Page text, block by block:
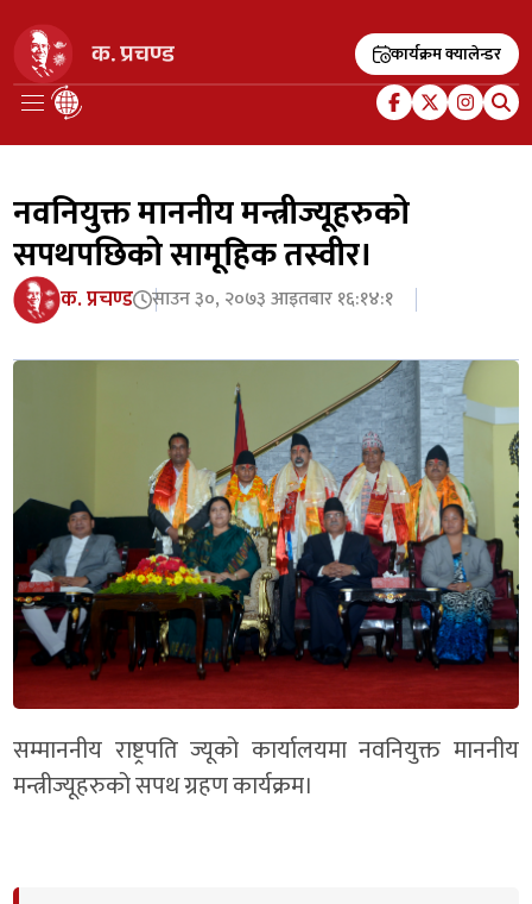
कार्यक्रम क्यालेन्डर
नवनियुक्त माननीय मन्त्रीज्यूहरुको
सपथपछिको सामूहिक तस्वीर।
क. प्रचण्ड साउन ३०, २०७३ आइतबार १६:१४:१
सम्माननीय राष्ट्रपति ज्यूको कार्यालयमा नवनियुक्त माननीय
मन्त्रीज्यूहरुको सपथ ग्रहण कार्यक्रम।